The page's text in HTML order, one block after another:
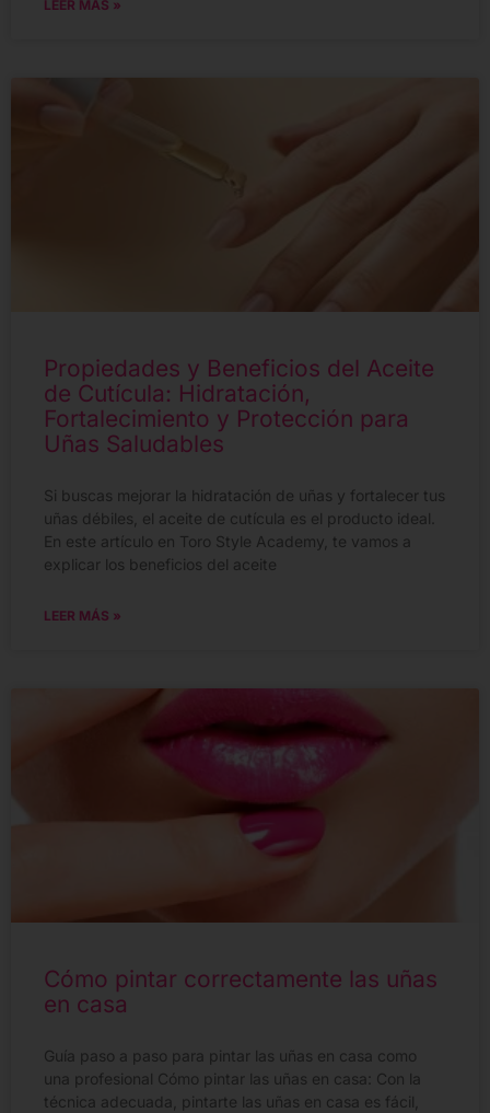
LEER MÁS »
Propiedades y Beneficios del Aceite
de Cutícula: Hidratación,
Fortalecimiento y Protección para
Uñas Saludables
Si buscas mejorar la hidratación de uñas y fortalecer tus
uñas débiles, el aceite de cutícula es el producto ideal.
En este artículo en Toro Style Academy, te vamos a
explicar los beneficios del aceite
LEER MÁS »
Cómo pintar correctamente las uñas
en casa
Guía paso a paso para pintar las uñas en casa como
una profesional Cómo pintar las uñas en casa: Con la
técnica adecuada, pintarte las uñas en casa es fácil,